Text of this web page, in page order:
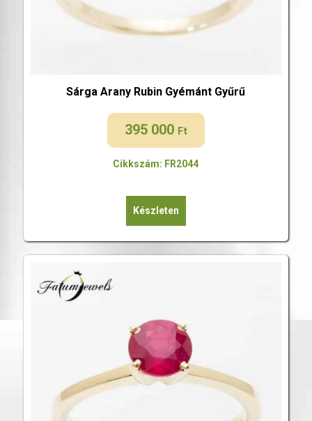
Sárga Arany Rubin Gyémánt Gyűrű
395 000 Ft
Cikkszám: FR2044
Készleten